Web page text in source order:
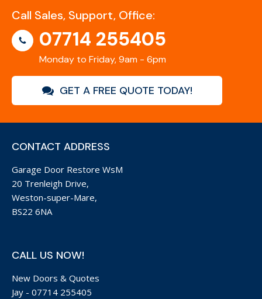
Call Sales, Support, Office:
07714 255405
Monday to Friday, 9am - 6pm
GET A FREE QUOTE TODAY!
CONTACT ADDRESS
Garage Door Restore WsM
20 Trenleigh Drive,
Weston-super-Mare,
BS22 6NA
CALL US NOW!
New Doors & Quotes
Jay - 07714 255405